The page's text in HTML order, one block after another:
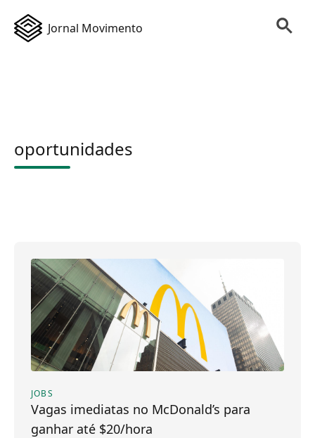
Jornal Movimento
oportunidades
JOBS
Vagas imediatas no McDonald’s para
ganhar até $20/hora